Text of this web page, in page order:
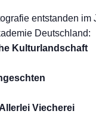
entstanden im
Deutschland:
Kulturlandschaft
Allerlei Viecherei